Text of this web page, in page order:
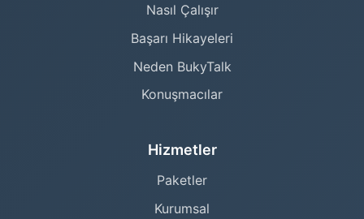
Nasıl Çalışır
Başarı Hikayeleri
Neden BukyTalk
Konuşmacılar
Hizmetler
Paketler
Kurumsal